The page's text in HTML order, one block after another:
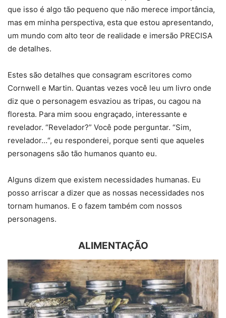
que isso é algo tão pequeno que não merece importância,
mas em minha perspectiva, esta que estou apresentando,
um mundo com alto teor de realidade e imersão PRECISA
de detalhes.
Estes são detalhes que consagram escritores como
Cornwell e Martin. Quantas vezes você leu um livro onde
diz que o personagem esvaziou as tripas, ou cagou na
floresta. Para mim soou engraçado, interessante e
revelador. “Revelador?” Você pode perguntar. “Sim,
revelador…“, eu responderei, porque senti que aqueles
personagens são tão humanos quanto eu.
Alguns dizem que existem necessidades humanas. Eu
posso arriscar a dizer que as nossas necessidades nos
tornam humanos. E o fazem também com nossos
personagens.
ALIMENTAÇÃO